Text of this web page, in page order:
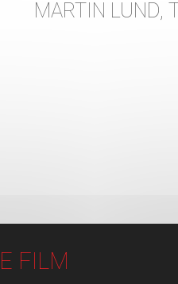
MARTIN LUND,
FILM